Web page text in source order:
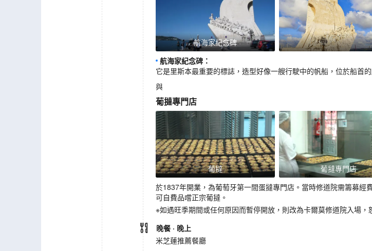
航海家紀念碑
航海家紀念碑 ：
它是里斯本最重要的標誌，造型好像一艘行駛中的帆船，位於船首
與
葡撻專門店
葡撻 葡撻專門店
於1837年開業，為葡萄牙第一間蛋撻專門店。當時修道院需籌募
可自費品嚐正宗葡撻。
※如遇旺季期間或任何原因而暫停開放，則改為卡爾莫修道院入場，
晚餐 · 晚上
米芝蓮推薦餐廳